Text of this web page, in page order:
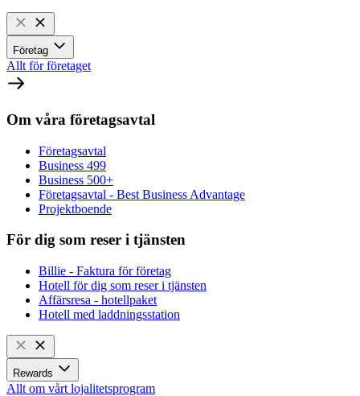
Företag
Allt för företaget
Om våra företagsavtal
Företagsavtal
Business 499
Business 500+
Företagsavtal - Best Business Advantage
Projektboende
För dig som reser i tjänsten
Billie - Faktura för företag
Hotell för dig som reser i tjänsten
Affärsresa - hotellpaket
Hotell med laddningsstation
Rewards
Allt om vårt lojalitetsprogram